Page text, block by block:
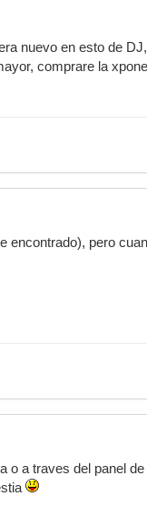
nuevo en esto de
comprare la
pero
o a traves del panel